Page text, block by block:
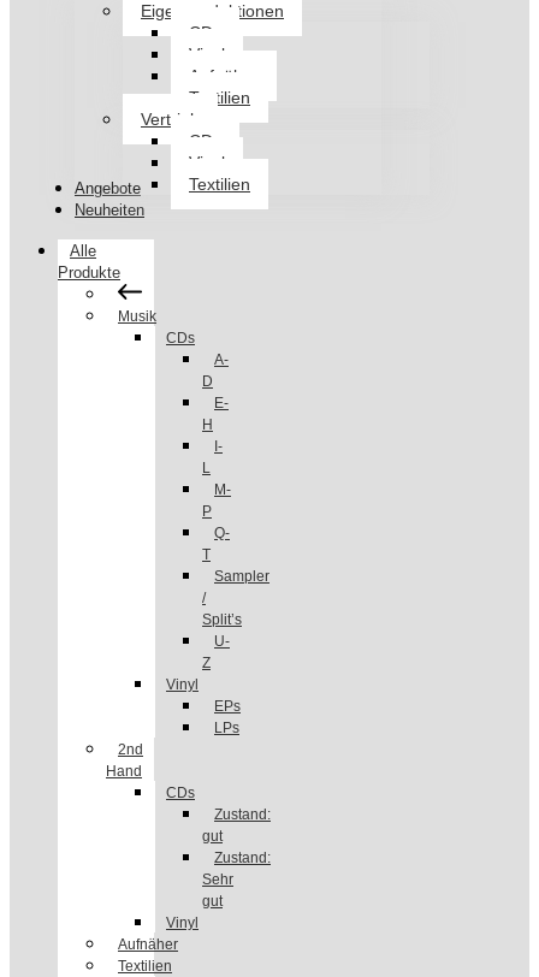
Eigenproduktionen
CDs
Vinyl
Aufnäher
Textilien
Vertrieb
CDs
Vinyl
Textilien
Angebote
Neuheiten
Alle
Produkte
Musik
CDs
A-
D
E-
H
I-
L
M-
P
Q-
T
Sampler
/
Split’s
U-
Z
Vinyl
EPs
LPs
2nd
Hand
CDs
Zustand:
gut
Zustand:
Sehr
gut
Vinyl
Aufnäher
Textilien